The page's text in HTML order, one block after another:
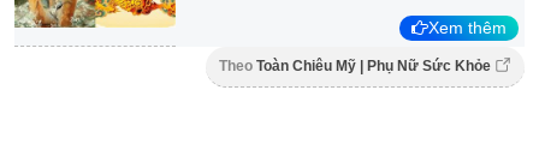
Xem thêm
Theo Toàn Chiêu Mỹ | Phụ Nữ Sức Khỏe